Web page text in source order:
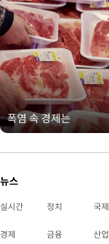
폭염 속 경제는
뉴스
실시간 정치 국제
경제 금융 산업